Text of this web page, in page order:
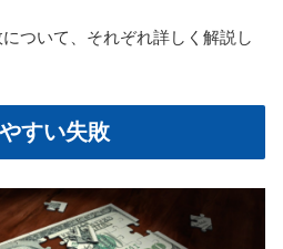
ついて、それぞれ詳しく解説し
すい失敗